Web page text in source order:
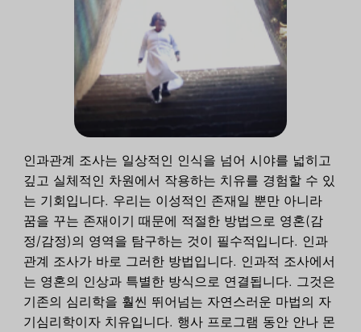
인과관계 조사는 일상적인 인식을 넘어 시야를 넓히고
깊고 실체적인 차원에서 작용하는 치유를 경험할 수 있
는 기회입니다. 우리는 이성적인 존재일 뿐만 아니라
꿈을 꾸는 존재이기 때문에 적절한 방법으로 영혼(감
정/감정)의 영역을 탐구하는 것이 필수적입니다. 인과
관계 조사가 바로 그러한 방법입니다. 인과적 조사에서
는 영혼의 인상과 특별한 방식으로 연결됩니다. 그것은
기존의 심리학을 훨씬 뛰어넘는 자연스러운 마법의 자
기심리학이자 치유입니다. 행사 프로그램 동안 안나 몬